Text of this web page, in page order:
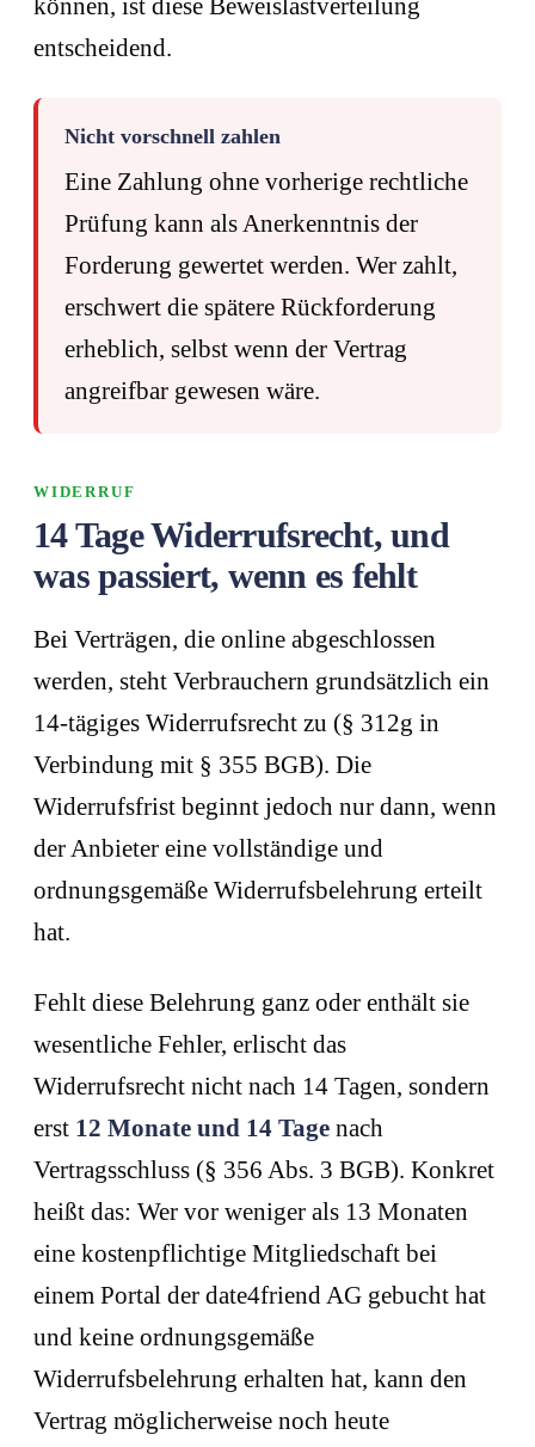
können, ist diese Beweislastverteilung
entscheidend.
Nicht vorschnell zahlen
Eine Zahlung ohne vorherige rechtliche
Prüfung kann als Anerkenntnis der
Forderung gewertet werden. Wer zahlt,
erschwert die spätere Rückforderung
erheblich, selbst wenn der Vertrag
angreifbar gewesen wäre.
WIDERRUF
14 Tage Widerrufsrecht, und
was passiert, wenn es fehlt
Bei Verträgen, die online abgeschlossen
werden, steht Verbrauchern grundsätzlich ein
14-tägiges Widerrufsrecht zu (§ 312g in
Verbindung mit § 355 BGB). Die
Widerrufsfrist beginnt jedoch nur dann, wenn
der Anbieter eine vollständige und
ordnungsgemäße Widerrufsbelehrung erteilt
hat.
Fehlt diese Belehrung ganz oder enthält sie
wesentliche Fehler, erlischt das
Widerrufsrecht nicht nach 14 Tagen, sondern
erst 12 Monate und 14 Tage nach
Vertragsschluss (§ 356 Abs. 3 BGB). Konkret
heißt das: Wer vor weniger als 13 Monaten
eine kostenpflichtige Mitgliedschaft bei
einem Portal der date4friend AG gebucht hat
und keine ordnungsgemäße
Widerrufsbelehrung erhalten hat, kann den
Vertrag möglicherweise noch heute